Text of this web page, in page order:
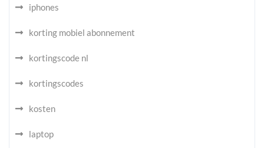
iphones
korting mobiel abonnement
kortingscode nl
kortingscodes
kosten
laptop